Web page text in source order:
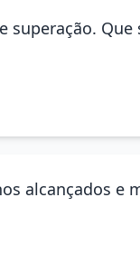
superação.
alcançados e